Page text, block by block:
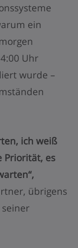
ein
Uhr
wurde –
ich weiß
Priorität, es
übrigens